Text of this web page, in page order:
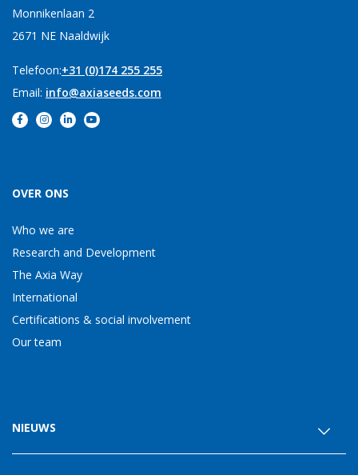
Monnikenlaan 2
2671 NE Naaldwijk
Telefoon:+31 (0)174 255 255
Email: info@axiaseeds.com
OVER ONS
Who we are
Research and Development
The Axia Way
International
Certifications & social involvement
Our team
NIEUWS